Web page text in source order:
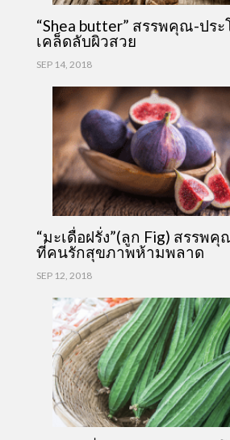
“Shea butter” สรรพคุณ-ปร
เคล็ดลับผิวสวย
SEP 14, 2018
“มะเดื่อฝรั่ง”(ลูก Fig) สรรพ
ที่คนรักสุขภาพห้ามพลาด
SEP 12, 2018